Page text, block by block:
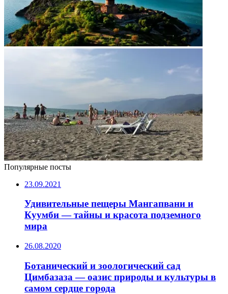
Популярные посты
23.09.2021
Удивительные пещеры Мангапвани и
Куумби — тайны и красота подземного
мира
26.08.2020
Ботанический и зоологический сад
Цимбазаза — оазис природы и культуры в
самом сердце города